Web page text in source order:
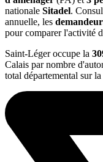
nationale Sitadel.
annuelle, les
pour comparer l'activité
Saint-Léger occupe la
Calais par nombre
total départemental sur